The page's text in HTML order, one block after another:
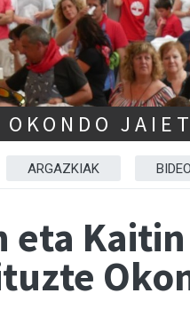
OKONDO
ARGAZKIAK